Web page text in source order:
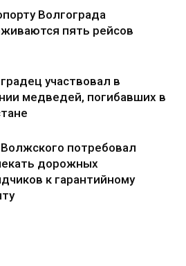
Волгограда
пять рейсов
участвовал в
медведей, погибавших в
Волжского потребовал
дорожных
к гарантийному